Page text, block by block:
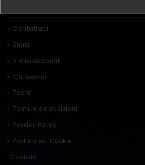
Contattaci
Entra
Il mio account
Chi siamo
Team
Termini e condizioni
Privacy Policy
Politica sui Cookie
Contatti